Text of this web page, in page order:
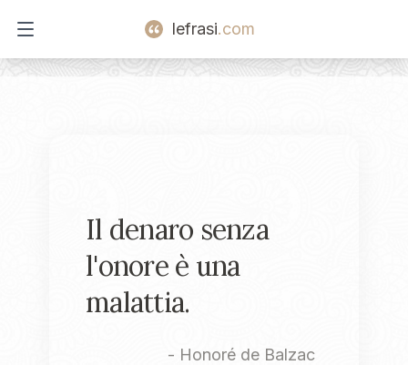
Open main menu
lefrasi.com
Il denaro senza
l'onore è una
malattia.
- Honoré de Balzac